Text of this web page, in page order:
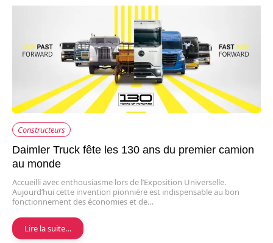
Constructeurs
Daimler Truck fête les 130 ans du premier camion
au monde
Accueilli avec enthousiasme lors de l’Exposition Universelle.
Aujourd’hui cette invention pionnière est indispensable au bon
fonctionnement des économies et de…
Lire la suite…